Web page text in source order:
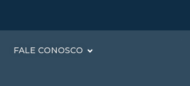
FALE CONOSCO